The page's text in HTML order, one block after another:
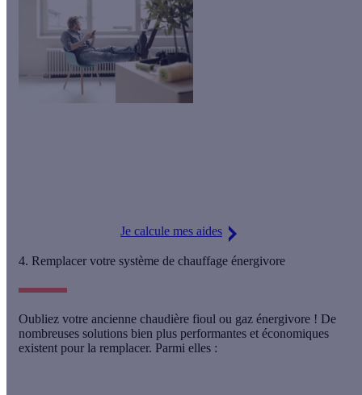
Je calcule mes aides
4. Remplacer votre système de chauffage énergivore
Oubliez votre ancienne chaudière fioul ou gaz énergivore ! De
nombreuses solutions bien plus performantes et économiques
existent pour la remplacer. Parmi elles :